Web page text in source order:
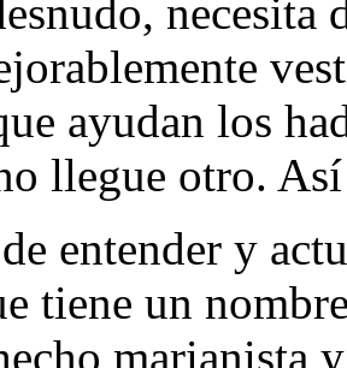
ayudan los
llegue otro.
entender y
tiene un
marianista